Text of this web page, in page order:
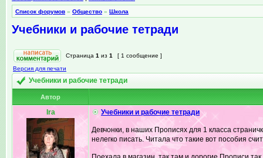
Список форумов » Общество » Школа
Учебники и рабочие тетради
Страница 1 из 1
[ 1 сообщение ]
Версия для печати
Учебники и рабочие тетради
Автор
Ira Учебники и рабочие тетради
Девчонки, в наших Прописях для 1 класса
нелегко писать. Читала что такие вот пособия